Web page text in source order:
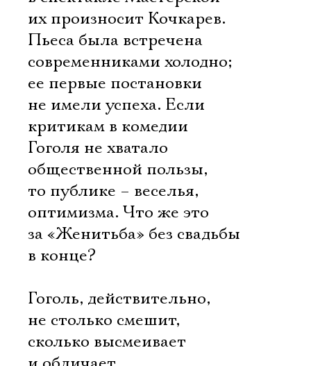
их произносит Кочкарев.
Пьеса была встречена
современниками холодно;
ее первые постановки
не имели успеха. Если
критикам в комедии
Гоголя не хватало
общественной пользы,
то публике – веселья,
оптимизма. Что же это
за «Женитьба» без свадьбы
в конце?
Гоголь, действительно,
не столько смешит,
сколько высмеивает